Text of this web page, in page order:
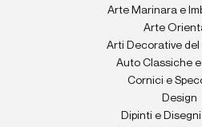
Arte Marinara e
Arte
Arti Decorative del
Auto Classiche
Cornici e
Design
Dipinti e